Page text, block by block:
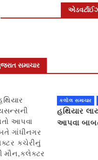
સમાચાર
કલોલ સમાચાર
હથિયાર
આપવા